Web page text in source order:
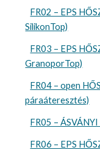
FR02 – EPS
SilikonTop)
FR03 – EPS
GranoporTop)
FR04 – open
páraáteresztés)
FR05 –
FR06 – EPS